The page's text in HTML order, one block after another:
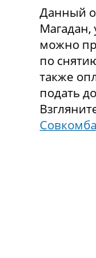
Данный
Магадан,
можно
по
также
подать